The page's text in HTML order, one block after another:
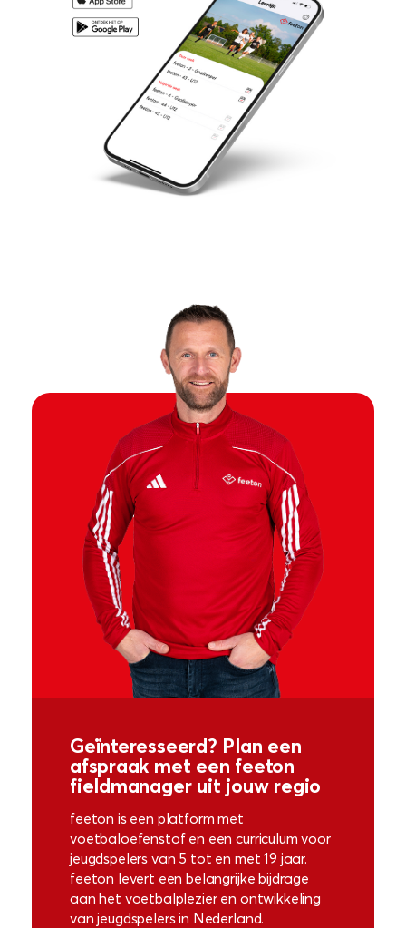
Geïnteresseerd? Plan een
afspraak met een feeton
fieldmanager uit jouw regio
feeton is een platform met
voetbaloefenstof en een curriculum voor
jeugdspelers van 5 tot en met 19 jaar.
feeton levert een belangrijke bijdrage
aan het voetbalplezier en ontwikkeling
van jeugdspelers in Nederland.